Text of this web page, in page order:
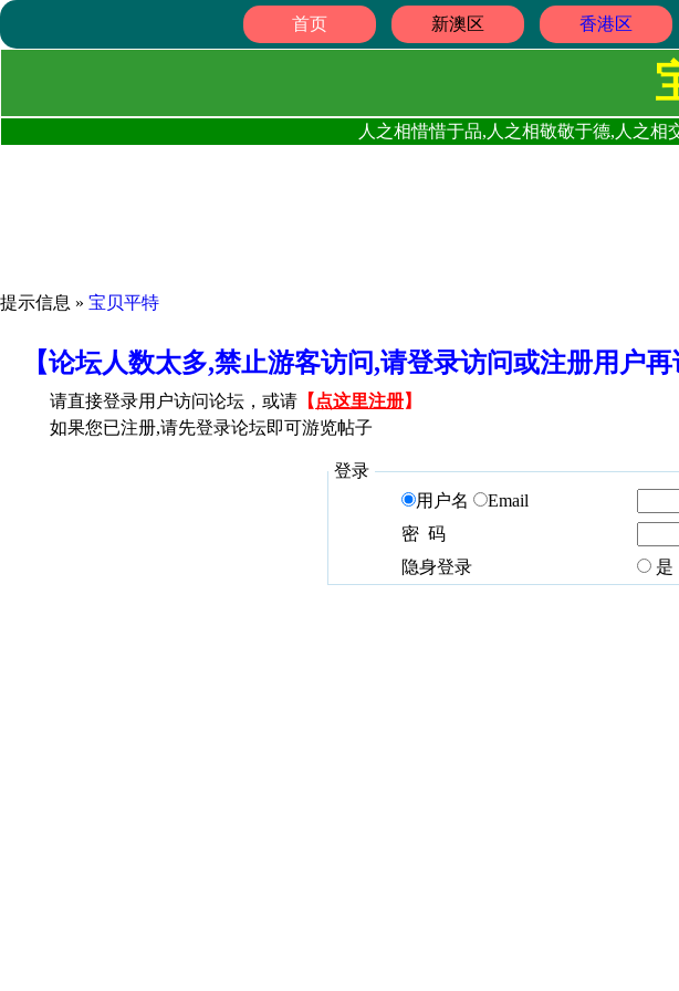
首页 新澳区 香港区
人之相惜惜于品,人之相敬敬于德,人之
提示信息 » 宝贝平特
【论坛人数太多,禁止游客访问,请登录访问或注册用户
请直接登录用户访问论坛，或请 【 点这里注册】
如果您已注册,请先登录论坛即可游览帖子
登录
用户名
Email
密 码
隐身登录
是